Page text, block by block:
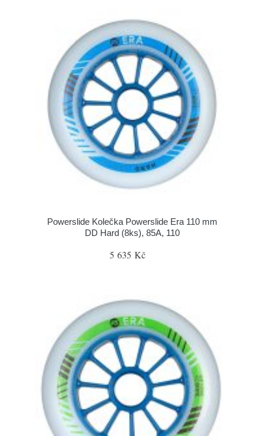
Powerslide Kolečka Powerslide Era 110 mm
DD Hard (8ks), 85A, 110
5 635 Kč